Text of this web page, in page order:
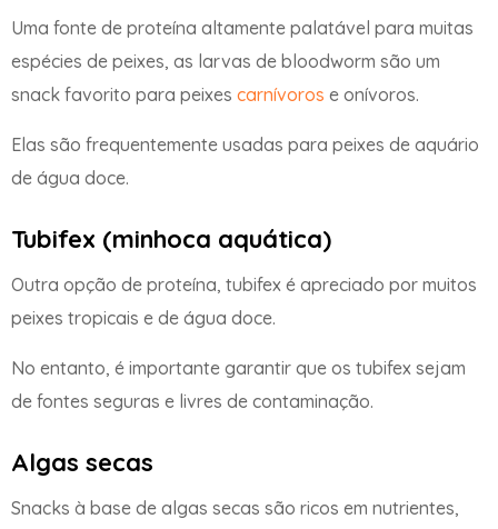
Uma fonte de proteína altamente palatável para muitas
espécies de peixes, as larvas de bloodworm são um
snack favorito para peixes carnívoros e onívoros.
Elas são frequentemente usadas para peixes de aquário
de água doce.
Tubifex (minhoca aquática)
Outra opção de proteína, tubifex é apreciado por muitos
peixes tropicais e de água doce.
No entanto, é importante garantir que os tubifex sejam
de fontes seguras e livres de contaminação.
Algas secas
Snacks à base de algas secas são ricos em nutrientes,